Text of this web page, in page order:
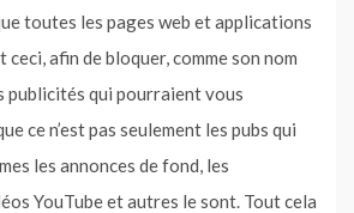
toutes les pages web et applications
ceci, afin de bloquer, comme son nom
publicités qui pourraient vous
ce n’est pas seulement les pubs qui
les annonces de fond, les
YouTube et autres le sont. Tout cela